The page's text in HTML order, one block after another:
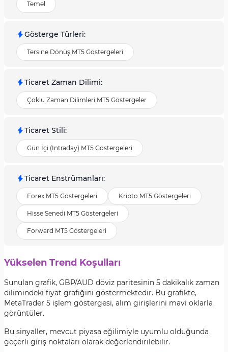
Temel
Gösterge Türleri:
Tersine Dönüş MT5 Göstergeleri
Ticaret Zaman Dilimi:
Çoklu Zaman Dilimleri MT5 Göstergeler
Ticaret Stili:
Gün İçi (Intraday) MT5 Göstergeleri
Ticaret Enstrümanları:
Forex MT5 Göstergeleri Kripto MT5 Göstergeleri
Hisse Senedi MT5 Göstergeleri
Forward MT5 Göstergeleri
Yükselen Trend Koşulları
Sunulan grafik, GBP/AUD döviz paritesinin 5 dakikalık zaman
dilimindeki fiyat grafiğini göstermektedir. Bu grafikte,
MetaTrader 5 işlem göstergesi, alım girişlerini mavi oklarla
görüntüler.
Bu sinyaller, mevcut piyasa eğilimiyle uyumlu olduğunda
geçerli giriş noktaları olarak değerlendirilebilir.